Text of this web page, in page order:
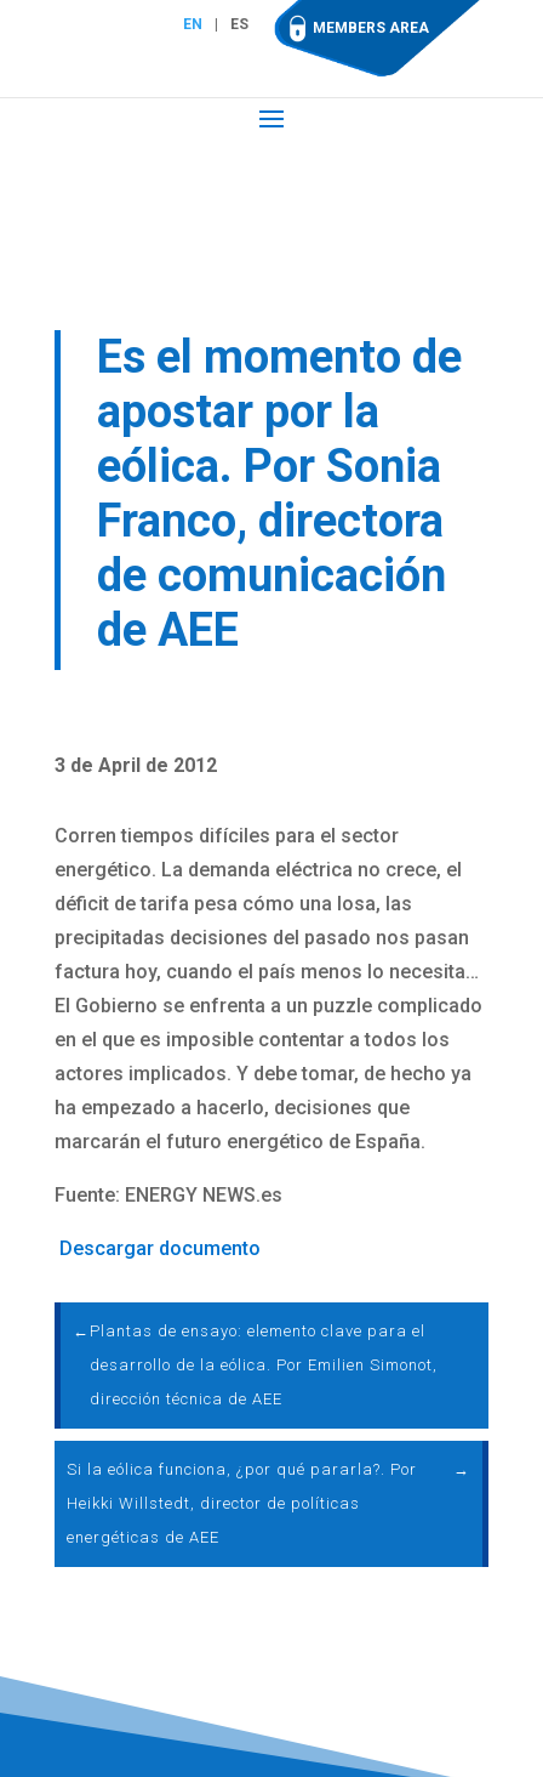
EN ES MEMBERS AREA
Es el momento de
apostar por la
eólica. Por Sonia
Franco, directora
de comunicación
de AEE
3 de April de 2012
Corren tiempos difíciles para el sector
energético. La demanda eléctrica no crece, el
déficit de tarifa pesa cómo una losa, las
precipitadas decisiones del pasado nos pasan
factura hoy, cuando el país menos lo necesita…
El Gobierno se enfrenta a un puzzle complicado
en el que es imposible contentar a todos los
actores implicados. Y debe tomar, de hecho ya
ha empezado a hacerlo, decisiones que
marcarán el futuro energético de España.
Fuente: ENERGY NEWS.es
Descargar documento
← Plantas de ensayo: elemento clave para el
desarrollo de la eólica. Por Emilien Simonot,
dirección técnica de AEE
Si la eólica funciona, ¿por qué pararla?. Por
Heikki Willstedt, director de políticas
energéticas de AEE
→